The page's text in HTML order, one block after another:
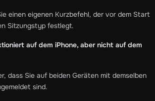
einen eigenen Kurzbefehl, der vor dem Start
Sitzungstyp festlegt.
auf dem iPhone, aber nicht auf dem
dass Sie auf beiden Geräten mit demselben
sind.